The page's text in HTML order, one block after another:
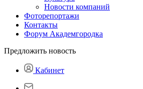
Новости компаний
Фоторепортажи
Контакты
Форум Академгородка
Предложить новость
Кабинет